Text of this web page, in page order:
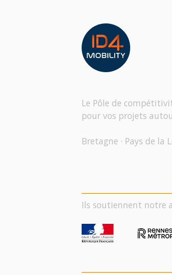
Le Pôle de
pour vos projets
Bretagne · Pays de la
Ils soutiennent notre